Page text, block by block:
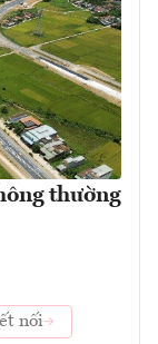
thường
nối